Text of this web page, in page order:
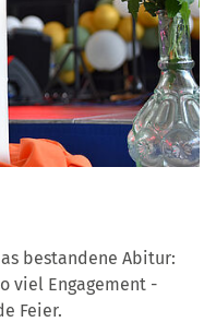
bestandene Abitur:
viel Engagement -
Feier.